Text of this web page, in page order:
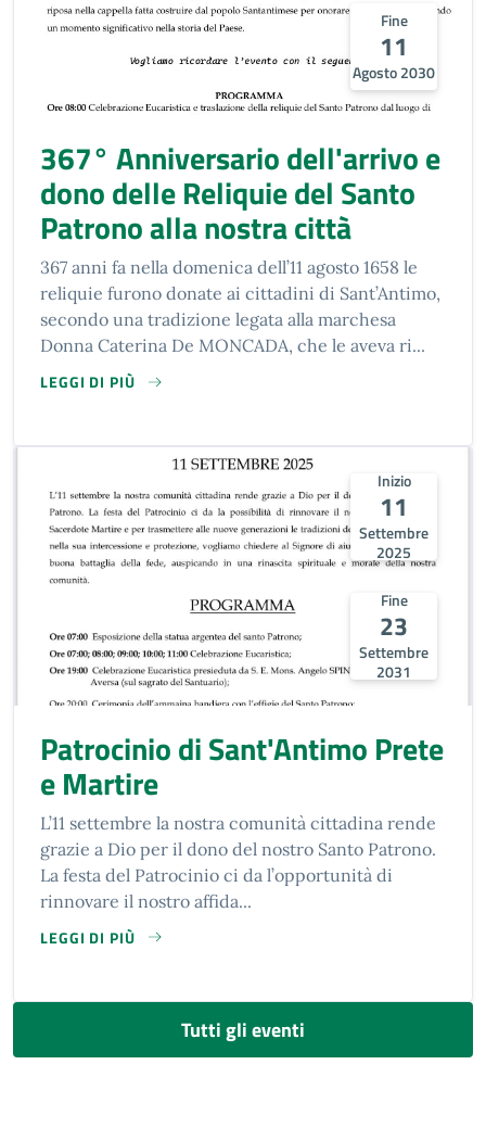
Fine
11
Agosto 2030
367° Anniversario dell'arrivo e
dono delle Reliquie del Santo
Patrono alla nostra città
367 anni fa nella domenica dell’11 agosto 1658 le
reliquie furono donate ai cittadini di Sant’Antimo,
secondo una tradizione legata alla marchesa
Donna Caterina De MONCADA, che le aveva ri...
LEGGI DI PIÙ
SU 367° ANNIVERSARIO DELL'ARRIVO E DONO DELLE
Inizio
11
Settembre
2025
Fine
23
Settembre
2031
Patrocinio di Sant'Antimo Prete
e Martire
L’11 settembre la nostra comunità cittadina rende
grazie a Dio per il dono del nostro Santo Patrono.
La festa del Patrocinio ci da l’opportunità di
rinnovare il nostro affida...
LEGGI DI PIÙ
SU PATROCINIO DI SANT'ANTIMO PRETE E MARTIRE
Tutti gli eventi